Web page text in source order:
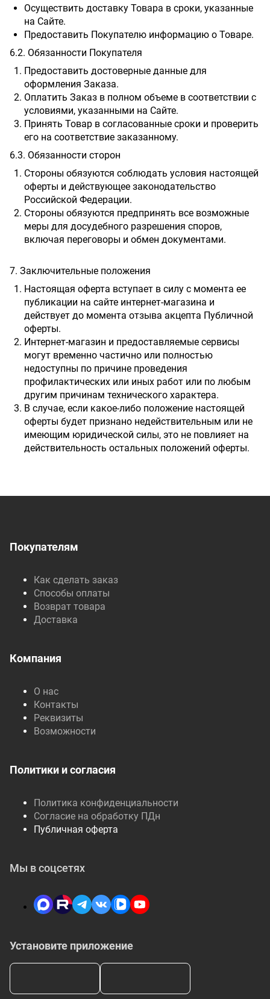
Осуществить доставку Товара в сроки, указанные
на Сайте.
Предоставить Покупателю информацию о Товаре.
6.2. Обязанности Покупателя
Предоставить достоверные данные для
оформления Заказа.
Оплатить Заказ в полном объеме в соответствии с
условиями, указанными на Сайте.
Принять Товар в согласованные сроки и проверить
его на соответствие заказанному.
6.3. Обязанности сторон
Стороны обязуются соблюдать условия настоящей
оферты и действующее законодательство
Российской Федерации.
Стороны обязуются предпринять все возможные
меры для досудебного разрешения споров,
включая переговоры и обмен документами.
7. Заключительные положения
Настоящая оферта вступает в силу с момента ее
публикации на сайте интернет-магазина и
действует до момента отзыва акцепта Публичной
оферты.
Интернет-магазин и предоставляемые сервисы
могут временно частично или полностью
недоступны по причине проведения
профилактических или иных работ или по любым
другим причинам технического характера.
В случае, если какое-либо положение настоящей
оферты будет признано недействительным или не
имеющим юридической силы, это не повлияет на
действительность остальных положений оферты.
Покупателям
Как сделать заказ
Способы оплаты
Возврат товара
Доставка
Компания
О нас
Контакты
Реквизиты
Возможности
Политики и согласия
Политика конфиденциальности
Согласие на обработку ПДн
Публичная оферта
Установите приложение
Мы в соцсетях